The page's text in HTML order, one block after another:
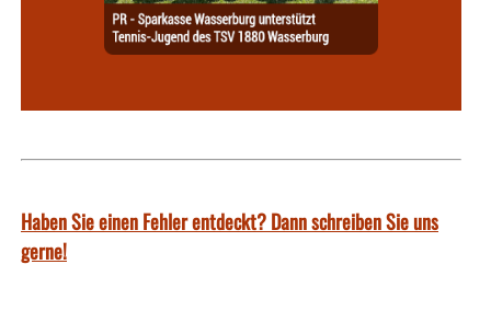
Haben Sie einen Fehler entdeckt? Dann schreiben Sie uns
gerne!